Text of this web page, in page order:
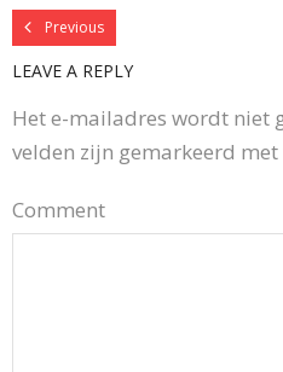
Previous
LEAVE A REPLY
Het e-mailadres wordt niet
velden zijn gemarkeerd met
Comment